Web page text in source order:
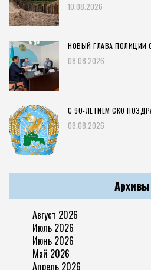
10.08.2026
НОВЫЙ ГЛАВА ПОЛИЦИИ
08.08.2026
С 90-ЛЕТИЕМ СКО
08.08.2026
Архивы
Август 2026
Июль 2026
Июнь 2026
Май 2026
Апрель 2026